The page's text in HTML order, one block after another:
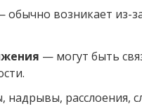
обычно возникает из-
— могут быть
расслоения,